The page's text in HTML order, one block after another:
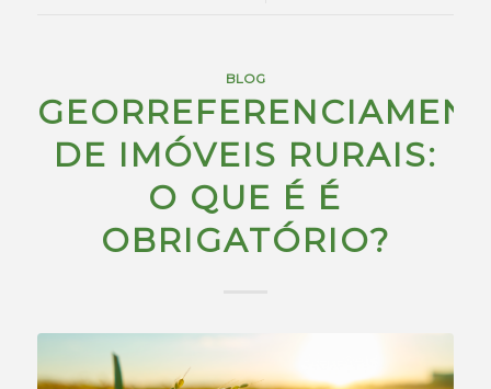
BLOG
DE IMÓVEIS RURAIS:
O QUE É É
OBRIGATÓRIO?